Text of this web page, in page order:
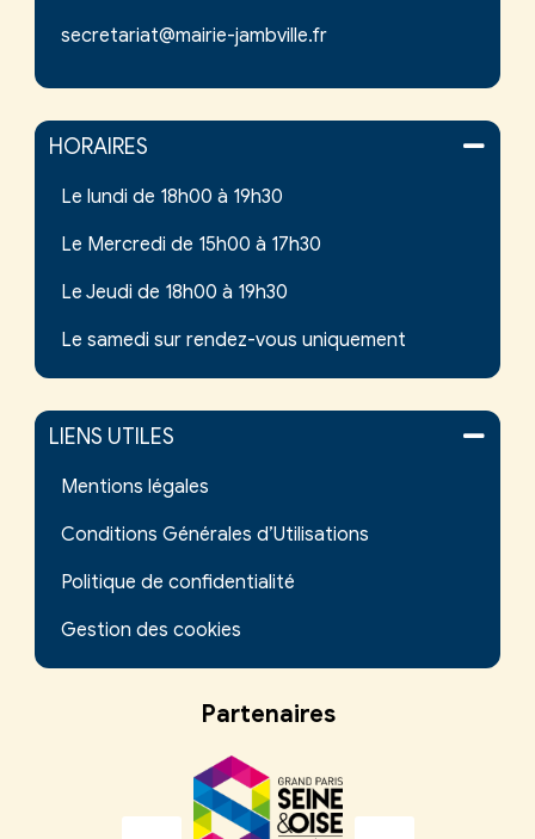
secretariat@mairie-jambville.fr
HORAIRES
Le lundi de 18h00 à 19h30
Le Mercredi de 15h00 à 17h30
Le Jeudi de 18h00 à 19h30
Le samedi sur rendez-vous uniquement
LIENS UTILES
Mentions légales
Conditions Générales d’Utilisations
Politique de confidentialité
Gestion des cookies
Partenaires